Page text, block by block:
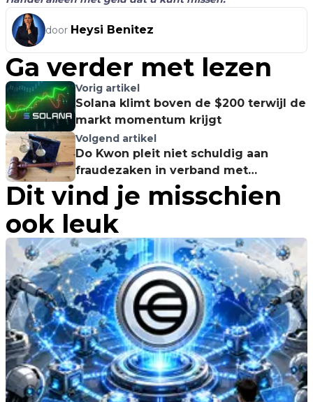
door Heysi Benitez
Ga verder met lezen
Vorig artikel
Solana klimt boven de $200 terwijl de
markt momentum krijgt
Volgend artikel
Do Kwon pleit niet schuldig aan
fraudezaken in verband met
TerraUSD ineenstorting
Dit vind je misschien
ook leuk